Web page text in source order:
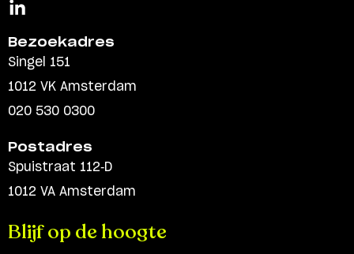
Bezoekadres
Singel 151
1012 VK Amsterdam
020 530 0300
Postadres
Spuistraat 112-D
1012 VA Amsterdam
Blijf op de hoogte